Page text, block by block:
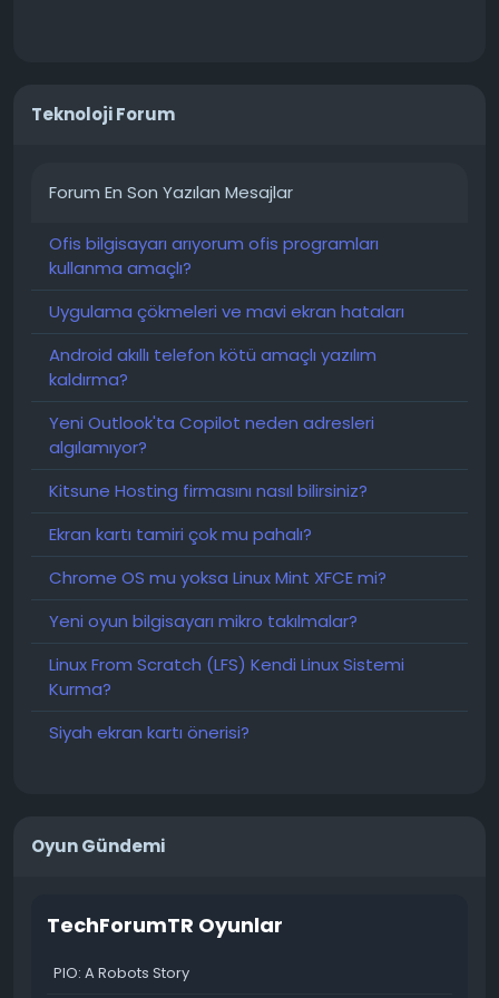
Teknoloji Forum
Forum En Son Yazılan Mesajlar
Ofis bilgisayarı arıyorum ofis programları
kullanma amaçlı?
Uygulama çökmeleri ve mavi ekran hataları
Android akıllı telefon kötü amaçlı yazılım
kaldırma?
Yeni Outlook'ta Copilot neden adresleri
algılamıyor?
Kitsune Hosting firmasını nasıl bilirsiniz?
Ekran kartı tamiri çok mu pahalı?
Chrome OS mu yoksa Linux Mint XFCE mi?
Yeni oyun bilgisayarı mikro takılmalar?
Linux From Scratch (LFS) Kendi Linux Sistemi
Kurma?
Siyah ekran kartı önerisi?
Oyun Gündemi
TechForumTR Oyunlar
PIO: A Robots Story